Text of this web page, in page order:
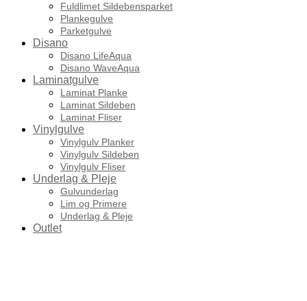
Fuldlimet Sildebensparket
Plankegulve
Parketgulve
Disano
Disano LifeAqua
Disano WaveAqua
Laminatgulve
Laminat Planke
Laminat Sildeben
Laminat Fliser
Vinylgulve
Vinylgulv Planker
Vinylgulv Sildeben
Vinylgulv Fliser
Underlag & Pleje
Gulvunderlag
Lim og Primere
Underlag & Pleje
Outlet